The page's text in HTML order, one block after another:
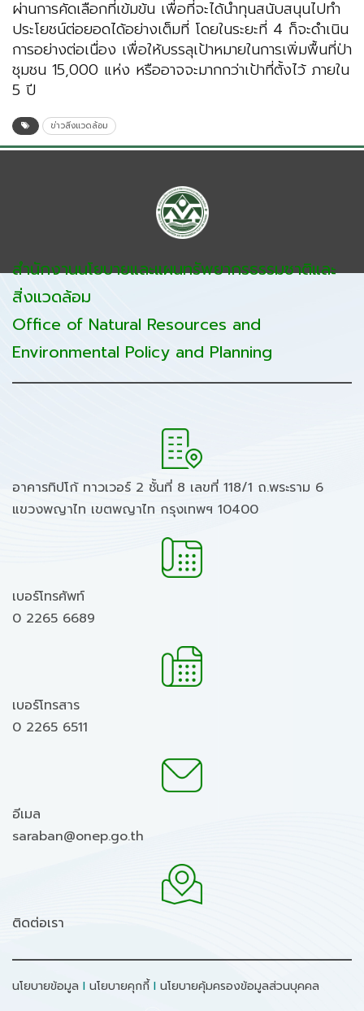
ผ่านการคัดเลือกที่เข้มข้น เพื่อที่จะได้นำทุนสนับสนุนไปทำ
ประโยชน์ต่อยอดได้อย่างเต็มที่ โดยในระยะที่ 4 ก็จะดำเนิน
การอย่างต่อเนื่อง เพื่อให้บรรลุเป้าหมายในการเพิ่มพื้นที่ป่า
ชุมชน 15,000 แห่ง หรืออาจจะมากกว่าเป้าที่ตั้งไว้ ภายใน
5 ปี
ข่าวสิ่งแวดล้อม
สำนักงานนโยบายและแผนทรัพยากรธรรมชาติและ
สิ่งแวดล้อม
Office of Natural Resources and
Environmental Policy and Planning
อาคารทิปโก้ ทาวเวอร์ 2 ชั้นที่ 8 เลขที่ 118/1 ถ.พระราม 6
แขวงพญาไท เขตพญาไท กรุงเทพฯ 10400
เบอร์โทรศัพท์
0 2265 6689
เบอร์โทรสาร
0 2265 6511
อีเมล
saraban@onep.go.th
ติดต่อเรา
นโยบายข้อมูล I นโยบายคุกกี้ I นโยบายคุ้มครองข้อมูลส่วนบุคคล